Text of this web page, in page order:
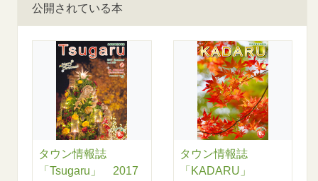
公開されている本
タウン情報誌
「Tsugaru」 2017
タウン情報誌
「KADARU」